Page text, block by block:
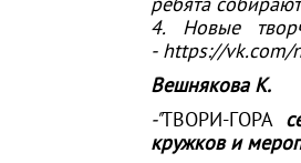
4. Новые
- https://vk.com/
Вешнякова К.
-"ТВОРИ-ГОРА
кружков и